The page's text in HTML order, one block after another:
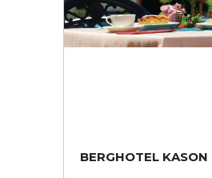
BERGHOTEL KASON